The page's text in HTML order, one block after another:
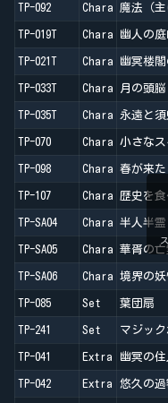
TP-092 Chara 魔法（
TP-019T Chara 幽人の
TP-021T Chara 幽冥楼
TP-033T Chara 月の頭
TP-035T Chara 永遠と
TP-070 Chara 小さな
TP-098 Chara 春が来た
TP-107 Chara 歴史を食
TP-SA04 Chara 半人半霊
TP-SA05 Chara 華胥の亡
TP-SA06 Chara 境界の妖
TP-085 Set 葉団扇
TP-241 Set マジッ
TP-041 Extra 幽冥の
TP-042 Extra 悠久の